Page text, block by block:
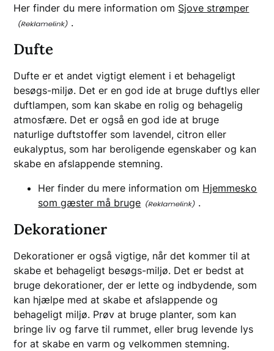
Her finder du mere information om Sjove strømper
.
Dufte
Dufte er et andet vigtigt element i et behageligt
besøgs-miljø. Det er en god ide at bruge duftlys eller
duftlampen, som kan skabe en rolig og behagelig
atmosfære. Det er også en god ide at bruge
naturlige duftstoffer som lavendel, citron eller
eukalyptus, som har beroligende egenskaber og kan
skabe en afslappende stemning.
Her finder du mere information om Hjemmesko
som gæster må bruge
.
Dekorationer
Dekorationer er også vigtige, når det kommer til at
skabe et behageligt besøgs-miljø. Det er bedst at
bruge dekorationer, der er lette og indbydende, som
kan hjælpe med at skabe et afslappende og
behageligt miljø. Prøv at bruge planter, som kan
bringe liv og farve til rummet, eller brug levende lys
for at skabe en varm og velkommen stemning.